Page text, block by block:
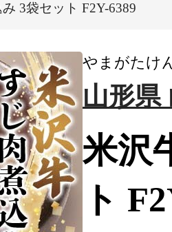
3袋セット F2Y-6389
やまがたけ
山形県
米沢
ト